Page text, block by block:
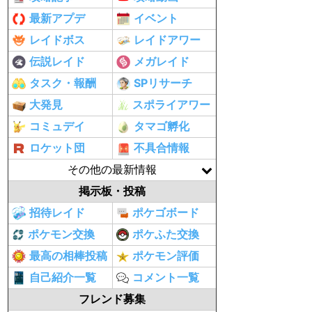
最新アプデ
イベント
レイドボス
レイドアワー
伝説レイド
メガレイド
タスク・報酬
SPリサーチ
大発見
スポライアワー
コミュデイ
タマゴ孵化
ロケット団
不具合情報
その他の最新情報
掲示板・投稿
招待レイド
ポケゴボード
ポケモン交換
ポケふた交換
最高の相棒投稿
ポケモン評価
自己紹介一覧
コメント一覧
フレンド募集